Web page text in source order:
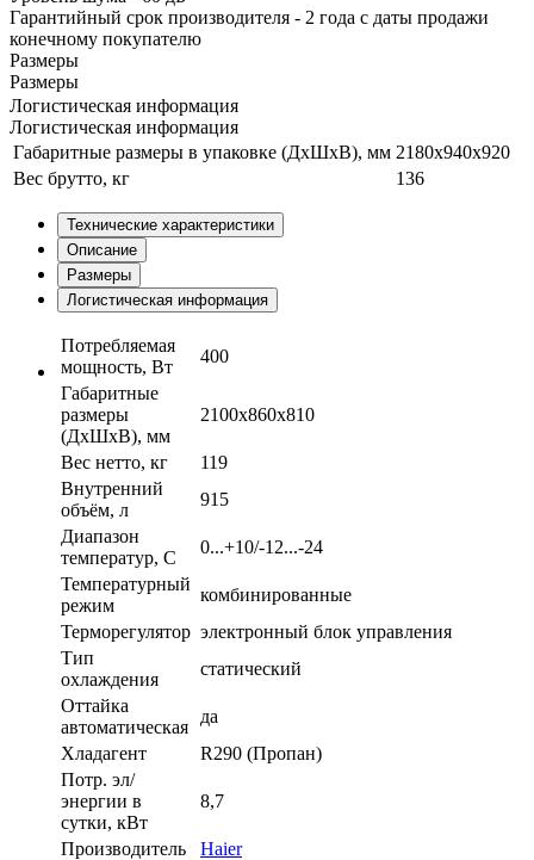
Гарантийный срок производителя - 2 года с даты продажи
конечному покупателю
Размеры
Размеры
Логистическая информация
Логистическая информация
Габаритные размеры в упаковке (ДхШхВ), мм 2180x940x920
Вес брутто, кг
136
Технические характеристики
Описание
Размеры
Логистическая информация
Потребляемая
мощность, Вт
400
Габаритные
размеры
(ДхШхВ), мм
2100x860x810
Вес нетто, кг
119
Внутренний
объём, л
915
Диапазон
температур, C
0...+10/-12...-24
Температурный
режим
комбинированные
Терморегулятор электронный блок управления
Тип
охлаждения
статический
Оттайка
автоматическая
да
Хладагент
R290 (Пропан)
Потр. эл/
энергии в
сутки, кВт
8,7
Производитель
Haier